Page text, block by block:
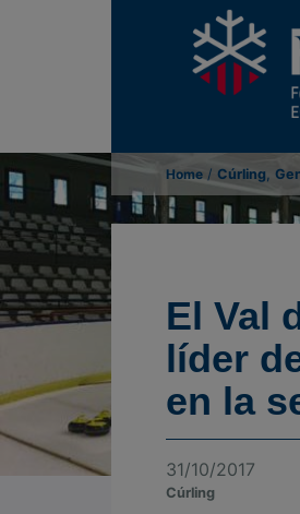
Home / Cúrling
El Val
líder
en la
31/10/2017
Cúrling